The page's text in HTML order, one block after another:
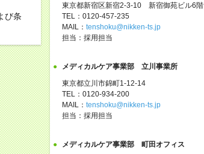
び条
東京都新宿区新宿2-3-10 新宿御苑ビル6階
TEL：0120-457-235
MAIL： tenshoku@nikken-ts.jp
担当：採用担当
メディカルケア事業部 立川事業所
東京都立川市錦町1-12-14
TEL：0120-934-200
MAIL： tenshoku@nikken-ts.jp
担当：採用担当
メディカルケア事業部 町田オフィス